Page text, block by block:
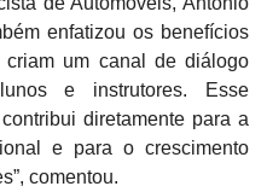
enfatizou os benefícios
criam um canal de diálogo
e instrutores. Esse
diretamente para a
e para o crescimento
comentou.